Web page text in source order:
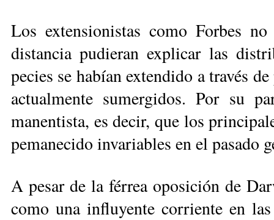
Los extensionistas como Forbes
distancia pudieran explicar las
pecies se habían extendido a través
actualmente sumergidos. Por su
manentista, es decir, que los
pemanecido invariables en el pasado
A pesar de la férrea oposición de
como una influyente corriente en